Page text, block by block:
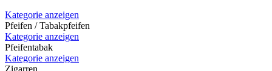
Kategorie anzeigen
Pfeifen / Tabakpfeifen
Kategorie anzeigen
Pfeifentabak
Kategorie anzeigen
Zigarren